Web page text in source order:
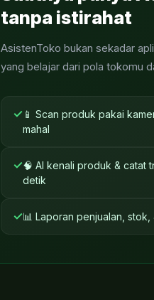
tanpa istirahat
AsistenToko bukan sekadar
yang belajar dari pola tokomu
✓ 📱 Scan produk pakai
mahal
✓🧠 AI kenali produk & catat
detik
✓📊 Laporan penjualan,